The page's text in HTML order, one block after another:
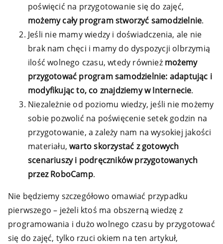
poświęcić na przygotowanie się do zajęć,
możemy cały program stworzyć samodzielnie.
Jeśli nie mamy wiedzy i doświadczenia, ale nie
brak nam chęci i mamy do dyspozycji olbrzymią
ilość wolnego czasu, wtedy również możemy
przygotować program samodzielnie: adaptując i
modyfikując to, co znajdziemy w Internecie.
Niezależnie od poziomu wiedzy, jeśli nie możemy
sobie pozwolić na poświęcenie setek godzin na
przygotowanie, a zależy nam na wysokiej jakości
materiału,warto skorzystać z gotowych
scenariuszy i podręczników przygotowanych
przez RoboCamp.
Nie będziemy szczegółowo omawiać przypadku
pierwszego – jeżeli ktoś ma obszerną wiedzę z
programowania i dużo wolnego czasu by przygotować
się do zajęć, tylko rzuci okiem na ten artykuł,